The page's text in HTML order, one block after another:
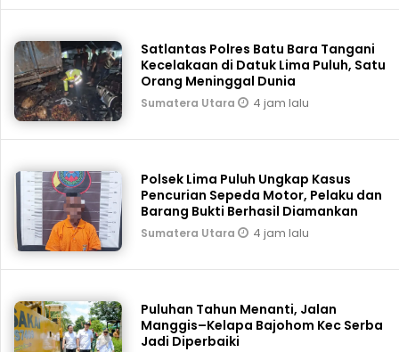
Satlantas Polres Batu Bara Tangani
Kecelakaan di Datuk Lima Puluh, Satu
Orang Meninggal Dunia
Sumatera Utara 4 jam lalu
Polsek Lima Puluh Ungkap Kasus
Pencurian Sepeda Motor, Pelaku dan
Barang Bukti Berhasil Diamankan
Sumatera Utara 4 jam lalu
Puluhan Tahun Menanti, Jalan
Manggis–Kelapa Bajohom Kec Serba
Jadi Diperbaiki